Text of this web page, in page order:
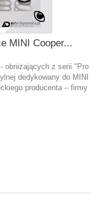
MINI Cooper...
obniżających z serii "Pro
dedykowany do MINI
producenta – firmy